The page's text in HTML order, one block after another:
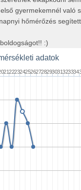
gyermekemnél való
hőmérőzés
:)
adatok
2122232425262728293031323334